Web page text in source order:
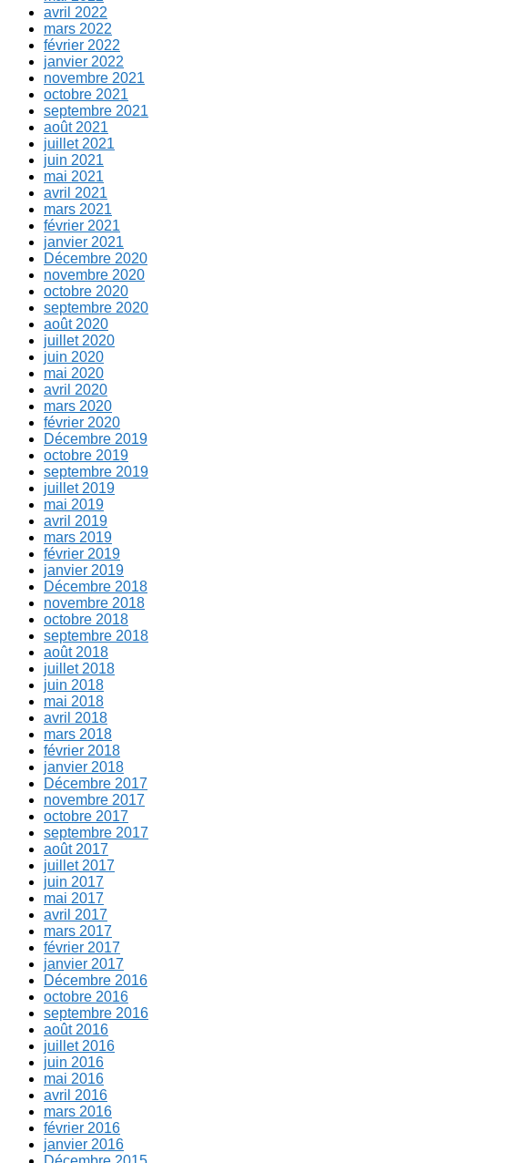
avril 2022
mars 2022
février 2022
janvier 2022
novembre 2021
octobre 2021
septembre 2021
août 2021
juillet 2021
juin 2021
mai 2021
avril 2021
mars 2021
février 2021
janvier 2021
Décembre 2020
novembre 2020
octobre 2020
septembre 2020
août 2020
juillet 2020
juin 2020
mai 2020
avril 2020
mars 2020
février 2020
Décembre 2019
octobre 2019
septembre 2019
juillet 2019
mai 2019
avril 2019
mars 2019
février 2019
janvier 2019
Décembre 2018
novembre 2018
octobre 2018
septembre 2018
août 2018
juillet 2018
juin 2018
mai 2018
avril 2018
mars 2018
février 2018
janvier 2018
Décembre 2017
novembre 2017
octobre 2017
septembre 2017
août 2017
juillet 2017
juin 2017
mai 2017
avril 2017
mars 2017
février 2017
janvier 2017
Décembre 2016
octobre 2016
septembre 2016
août 2016
juillet 2016
juin 2016
mai 2016
avril 2016
mars 2016
février 2016
janvier 2016